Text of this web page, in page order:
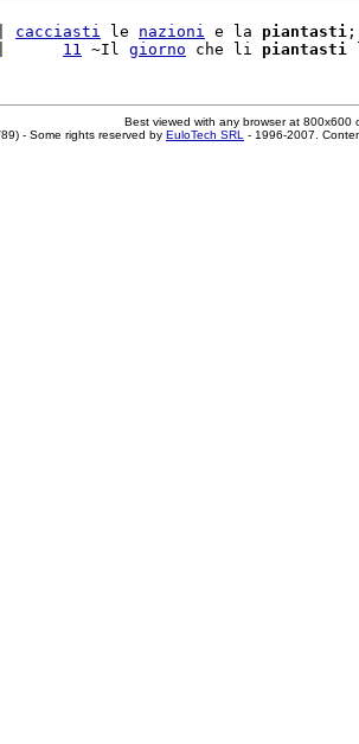
cacciasti le nazioni e la piantasti
11 ~Il giorno che li piantasti
Best viewed with any browser at 800x600
- Some rights reserved by EuloTech SRL - 1996-2007.